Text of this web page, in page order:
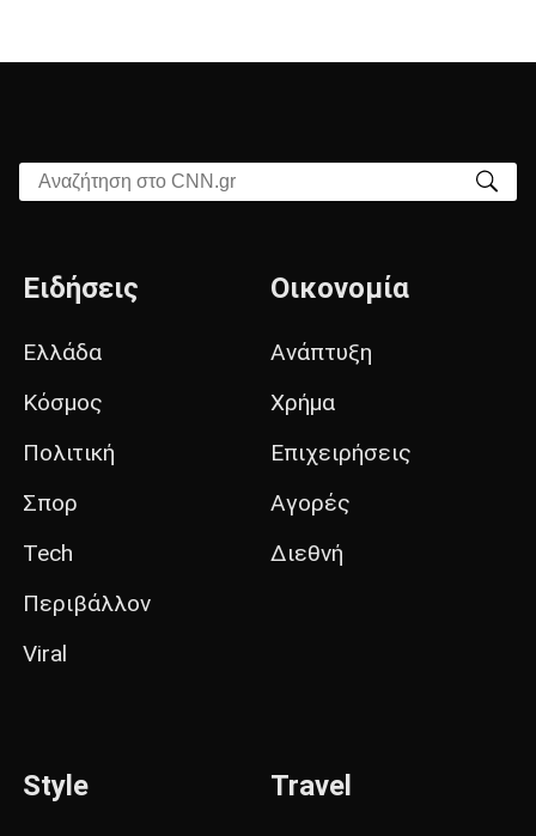
Αναζήτηση στο CNN.gr
Ειδήσεις
Ελλάδα
Κόσμος
Πολιτική
Σπορ
Tech
Περιβάλλον
Viral
Οικονομία
Ανάπτυξη
Χρήμα
Επιχειρήσεις
Αγορές
Διεθνή
Style Travel